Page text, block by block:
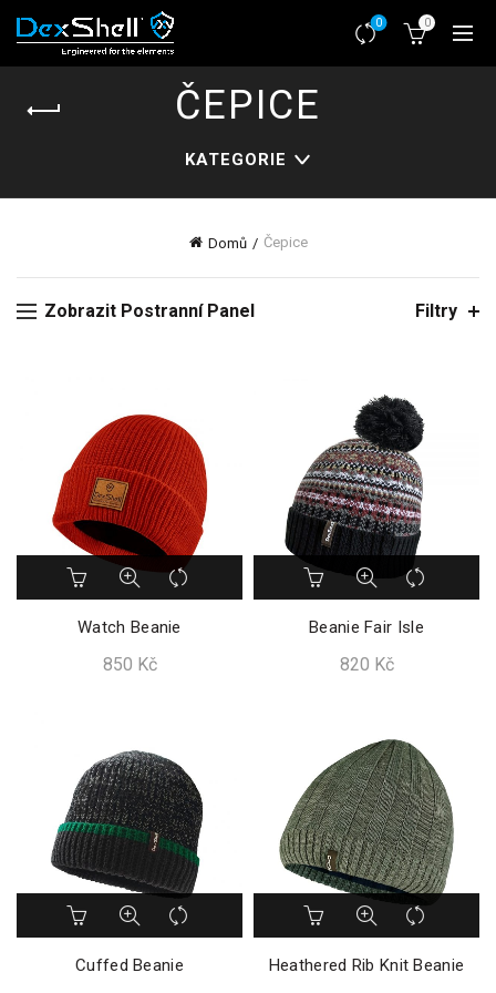
0 0
ČEPICE
KATEGORIE
Domů Čepice
Zobrazit Postranní Panel Filtry
Tento
produkt
má
vybrat
na
stránce
produktu
Watch Beanie
850 Kč
Tento
produkt
má
vybrat
na
stránce
produktu
Beanie Fair Isle
820 Kč
Tento
produkt
má
Cuffed Beanie
Tento
produkt
má
Heathered Rib Knit Beanie